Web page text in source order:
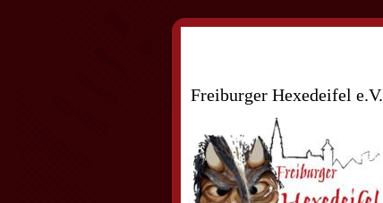
Freiburger Hexedeifel e.V.